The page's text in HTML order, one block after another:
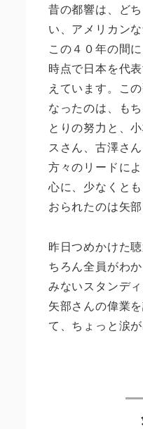
昔の都響は、ど
い、アメリカン
この４０年の間
時点で日本を代
えています。こ
なったのは、も
とりの努力と、
スさん、古澤さ
方々のリードに
心に、少なくと
おられたのは矢
昨日つめかけた
ちろん全員がわ
みないスタンデ
矢部さんの偉業
て、ちょっと涙が